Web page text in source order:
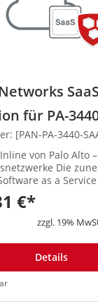
für PA-
[PAN-PA-3440-
von Palo Alto
Die
as a
Unternehmen
Cyberkriminelle
Alto bietet hier...
€*
zzgl. 19%
Details